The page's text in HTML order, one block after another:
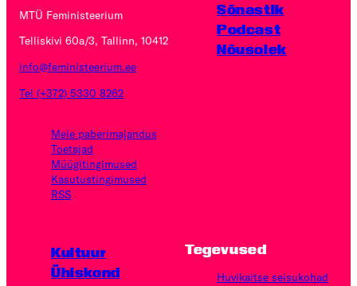
MTÜ Feministeerium
Telliskivi 60a/3, Tallinn, 10412
info@feministeerium.ee
Tel (+372) 5330 8262
Meie paberimajandus
Toetajad
Müügitingimused
Kasutus­tingimused
RSS
Sõnastik
Podcast
Nõusolek
Kultuur
Ühiskond
Tegevused
Huvikaitse seisukohad